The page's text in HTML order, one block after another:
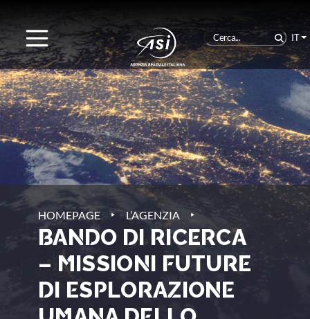
IT
HOMEPAGE ‣ L’AGENZIA ‣
BANDO DI RICERCA
– MISSIONI FUTURE
DI ESPLORAZIONE